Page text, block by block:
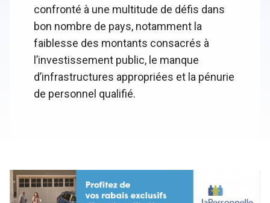
confronté à une multitude de défis dans
bon nombre de pays, notamment la
faiblesse des montants consacrés à
l’investissement public, le manque
d’infrastructures appropriées et la pénurie
de personnel qualifié.